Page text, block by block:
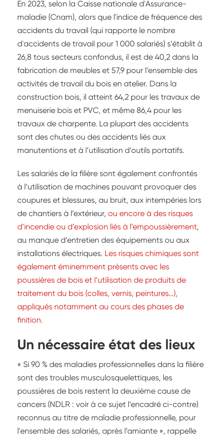
historiques et constructions neuves en ossature
bois – se déroule dans des conditions optimales
pour les compagnons.
En 2023, selon la Caisse nationale d'Assurance-
maladie (Cnam), alors que l'indice de fréquence des
accidents du travail (qui rapporte le nombre
d'accidents de travail pour 1 000 salariés) s’établit à
26,8 tous secteurs confondus, il est de 40,2 dans la
fabrication de meubles et 57,9 pour l’ensemble des
activités de travail du bois en atelier. Dans la
construction bois, il atteint 64,2 pour les travaux de
menuiserie bois et PVC, et même 86,4 pour les
travaux de charpente. La plupart des accidents
sont des chutes ou des accidents liés aux
manutentions et à l’utilisation d’outils portatifs.
Les salariés de la filière sont également confrontés
à l’utilisation de machines pouvant provoquer des
coupures et blessures, au bruit, aux intempéries lors
de chantiers à l’extérieur, ou encore à des risques
d’incendie ou d’explosion liés à l’empoussièrement,
au manque d’entretien des équipements ou aux
installations électriques. Les risques chimiques sont
également éminemment présents avec les
poussières de bois et l’utilisation de produits de
traitement du bois (colles, vernis, peintures…),
appliqués notamment au cours des phases de
finition.
Un nécessaire état des lieux
« Si 90 % des maladies professionnelles dans la filière
sont des troubles musculosquelettiques, les
poussières de bois restent la deuxième cause de
cancers (NDLR : voir à ce sujet l’encadré ci-contre)
reconnus au titre de maladie professionnelle, pour
l'ensemble des salariés, après l’amiante », rappelle